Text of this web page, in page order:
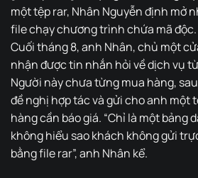
một tệp rar, Nhân Nguyễn định mở
file chạy chương trình chứa mã độc.
Cuối tháng 8, anh Nhân, chủ một
nhận được tin nhắn hỏi về dịch vụ
Người này chưa từng mua hàng,
đề nghị hợp tác và gửi cho anh một
hàng cần báo giá. “Chỉ là một bảng
không hiểu sao khách không gửi
bằng file rar”, anh Nhân kể.